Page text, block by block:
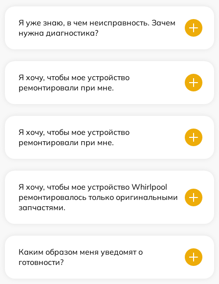
Я уже знаю, в чем неисправность. Зачем
нужна диагностика?
Я хочу, чтобы мое устройство
ремонтировали при мне.
Я хочу, чтобы мое устройство
ремонтировали при мне.
Я хочу, чтобы мое устройство Whirlpool
ремонтировалось только оригинальными
запчастями.
Каким образом меня уведомят о
готовности?